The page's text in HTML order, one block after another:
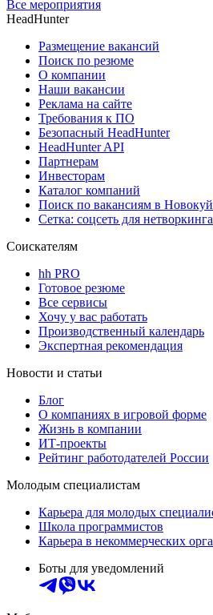
Все мероприятия
HeadHunter
Размещение вакансий
Поиск по резюме
О компании
Наши вакансии
Реклама на сайте
Требования к ПО
Безопасный HeadHunter
HeadHunter API
Партнерам
Инвесторам
Каталог компаний
Поиск по вакансиям в
Сетка: соцсеть для нетворкинга
Соискателям
hh PRO
Готовое резюме
Все сервисы
Хочу у вас работать
Производственный календарь
Экспертная рекомендация
Новости и статьи
Блог
О компаниях в игровой форме
Жизнь в компании
ИТ-проекты
Рейтинг работодателей России
Молодым специалистам
Карьера для молодых
Школа программистов
Карьера в некоммерческих
Боты для уведомлений